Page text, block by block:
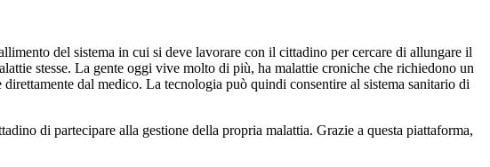
del sistema in cui si deve lavorare con il cittadino per cercare di allungare il
stesse. La gente oggi vive molto di più, ha malattie croniche che richiedono un
dal medico. La tecnologia può quindi consentire al sistema sanitario di
di partecipare alla gestione della propria malattia. Grazie a questa piattaforma,